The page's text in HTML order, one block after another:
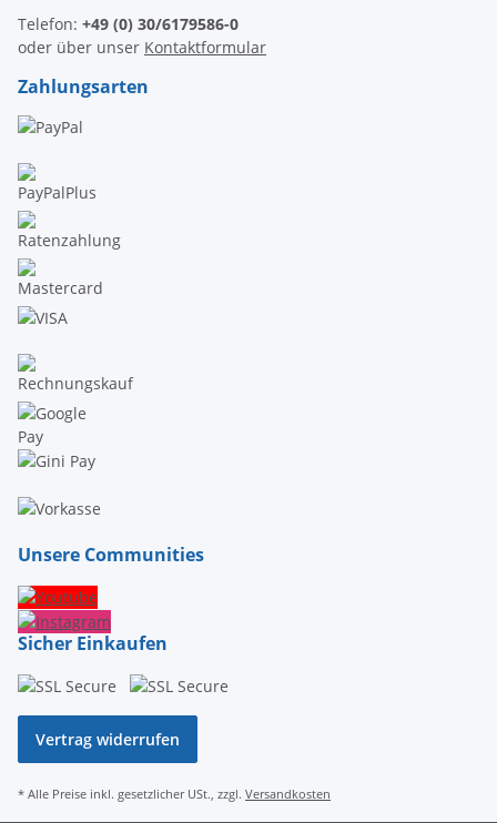
Telefon: +49 (0) 30/6179586-0
oder über unser Kontaktformular
Zahlungsarten
Unsere Communities
Sicher Einkaufen
Vertrag widerrufen
* Alle Preise inkl. gesetzlicher USt., zzgl. Versandkosten